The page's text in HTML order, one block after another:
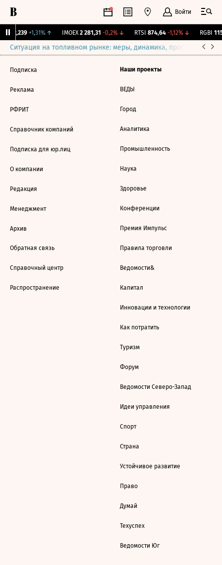
Войти
12,239 +1,31%↑ IMOEX 2 281,31 -0,2%↓ RTSI 874,64 -1,12%↓ RGBI
Ситуация на топливном рынке: меры, динамика, прогнозы
Подписка
Реклама
РФРИТ
Справочник компаний
Подписка для юр.лиц
О компании
Редакция
Менеджмент
Архив
Обратная связь
Справочный центр
Распространение
Наши проекты
ВЕДЫ
Город
Аналитика
Промышленность
Наука
Здоровье
Конференции
Премия Импульс
Правила торговли
Ведомости&
Капитал
Инновации и технологии
Как потратить
Туризм
Форум
Ведомости Северо-Запад
Идеи управления
Спорт
Страна
Устойчивое развитие
Право
Думай
Техуспех
Ведомости Юг